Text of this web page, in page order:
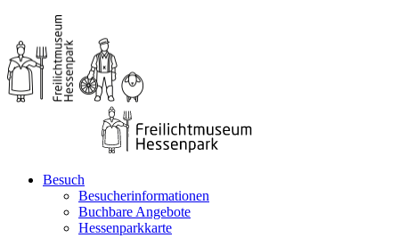
Besuch
Besucherinformationen
Buchbare Angebote
Hessenparkkarte